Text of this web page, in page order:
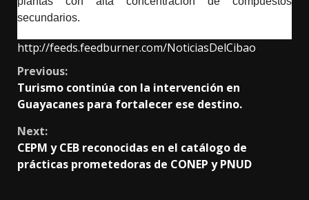
secundarios.
http://feeds.feedburner.com/NoticiasDelCibao
Continue
Reading
Previous:
Turismo continúa con la intervención en
Guayacanes para fortalecer ese destino.
Next:
CEPM y CEB reconocidas en el catálogo de
prácticas prometedoras de CONEP y PNUD